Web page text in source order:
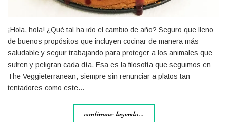
¡Hola, hola! ¿Qué tal ha ido el cambio de año? Seguro que lleno
de buenos propósitos que incluyen cocinar de manera más
saludable y seguir trabajando para proteger a los animales que
sufren y peligran cada día. Esa es la filosofía que seguimos en
The Veggieterranean, siempre sin renunciar a platos tan
tentadores como este…
continuar leyendo...